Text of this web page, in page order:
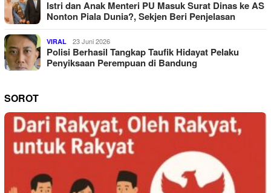
Istri dan Anak Menteri PU Masuk Surat Dinas ke AS
Nonton Piala Dunia?, Sekjen Beri Penjelasan
VIRAL 23 Juni 2026
Polisi Berhasil Tangkap Taufik Hidayat Pelaku
Penyiksaan Perempuan di Bandung
SOROT